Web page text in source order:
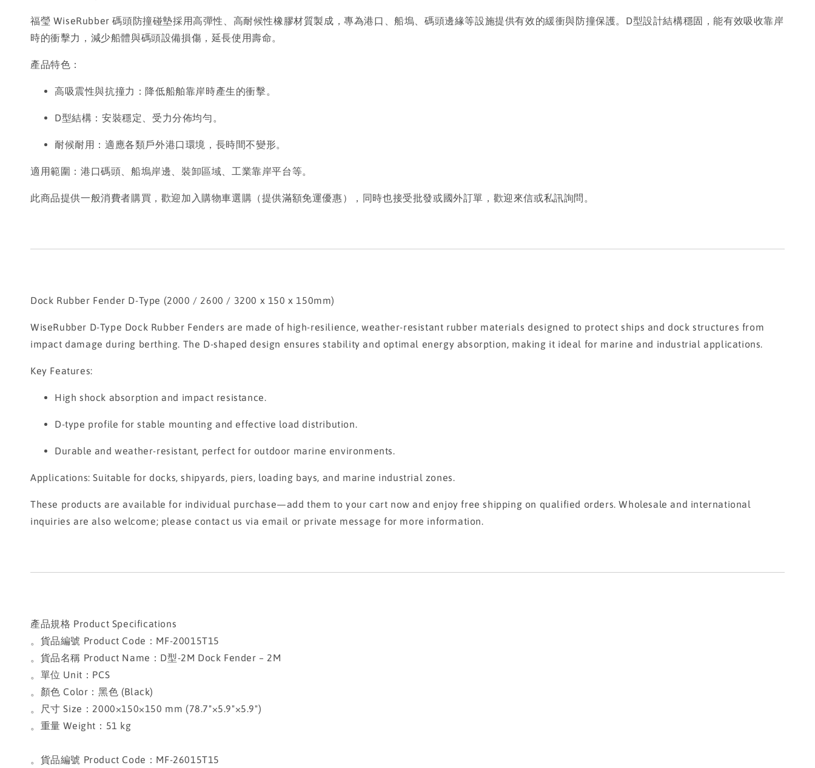
福瑩 WiseRubber 碼頭防撞碰墊採用高彈性、高耐候性橡膠材質製成，專為港口、船塢、碼頭邊緣等設施提供有效的緩衝與防撞保護。D型設計結構穩固，能有效吸收靠岸
時的衝擊力，減少船體與碼頭設備損傷，延長使用壽命。
產品特色：
高吸震性與抗撞力：降低船舶靠岸時產生的衝擊。
D型結構：安裝穩定、受力分佈均勻。
耐候耐用：適應各類戶外港口環境，長時間不變形。
適用範圍：港口碼頭、船塢岸邊、裝卸區域、工業靠岸平台等。
此商品提供一般消費者購買，歡迎加入購物車選購（提供滿額免運優惠），同時也接受批發或國外訂單，歡迎來信或私訊詢問。
Dock Rubber Fender D-Type (2000 / 2600 / 3200 x 150 x 150mm)
WiseRubber D-Type Dock Rubber Fenders are made of high-resilience, weather-resistant rubber materials designed to protect ships and dock structures from
impact damage during berthing. The D-shaped design ensures stability and optimal energy absorption, making it ideal for marine and industrial applications.
Key Features:
High shock absorption and impact resistance.
D-type profile for stable mounting and effective load distribution.
Durable and weather-resistant, perfect for outdoor marine environments.
Applications: Suitable for docks, shipyards, piers, loading bays, and marine industrial zones.
These products are available for individual purchase—add them to your cart now and enjoy free shipping on qualified orders. Wholesale and international
inquiries are also welcome; please contact us via email or private message for more information.
產品規格 Product Specifications
。貨品編號 Product Code：MF-20015T15
。貨品名稱 Product Name：D型-2M Dock Fender – 2M
。單位 Unit：PCS
。顏色 Color：黑色 (Black)
。尺寸 Size：2000×150×150 mm (78.7"×5.9"×5.9")
。重量 Weight：51 kg
。貨品編號 Product Code：MF-26015T15